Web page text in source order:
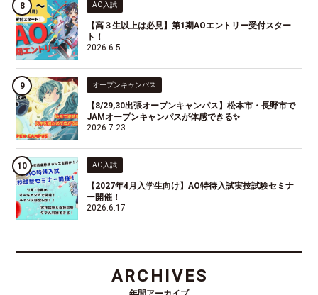
AO入試
【高３生以上は必見】第1期AOエントリー受付スター
ト！
2026.6.5
オープンキャンパス
【8/29,30出張オープンキャンパス】松本市・長野市で
JAMオープンキャンパスが体感できる✨
2026.7.23
AO入試
【2027年4月入学生向け】AO特待入試実技試験セミナ
ー開催！
2026.6.17
ARCHIVES